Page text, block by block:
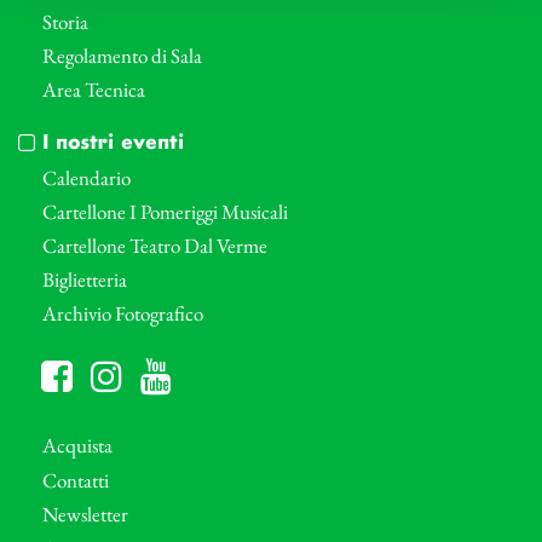
Storia
Regolamento di Sala
Area Tecnica
I nostri eventi
Calendario
Cartellone I Pomeriggi Musicali
Cartellone Teatro Dal Verme
Biglietteria
Archivio Fotografico
Acquista
Contatti
Newsletter